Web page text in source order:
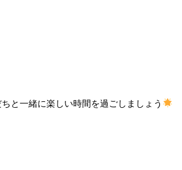
と一緒に楽しい時間を過ごしましょう